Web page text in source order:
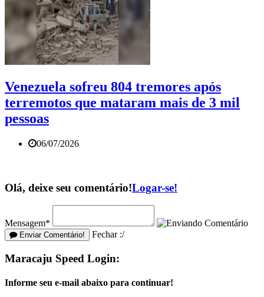
Venezuela sofreu 804 tremores após
terremotos que mataram mais de 3 mil
pessoas
06/07/2026
Olá, deixe seu comentário!Logar-se!
Mensagem*
Enviar Comentário! Fechar :/
Maracaju Speed Login:
Informe seu e-mail abaixo para continuar!